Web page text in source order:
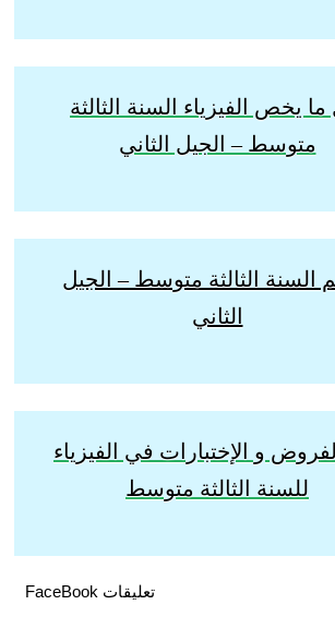
يخص الفيزياء السنة الثالثة
متوسط – الجيل الثاني
السنة الثالثة متوسط – الجيل
الثاني
و الإختبارات في الفيزياء
للسنة الثالثة متوسط
تعليقات FaceBook